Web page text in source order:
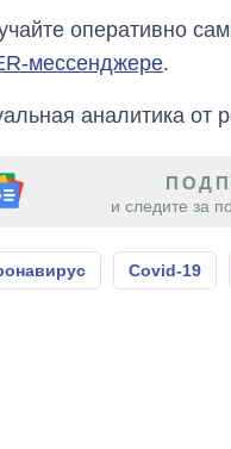
оперативно
мессенджере.
аналитика от
и следите за
Covid-19